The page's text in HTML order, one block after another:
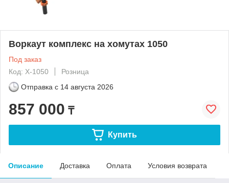
Воркаут комплекс на хомутах 1050
Под заказ
Код: Х-1050
Розница
Отправка с 14 августа 2026
857 000 ₸
Купить
Описание Доставка Оплата Условия возврата